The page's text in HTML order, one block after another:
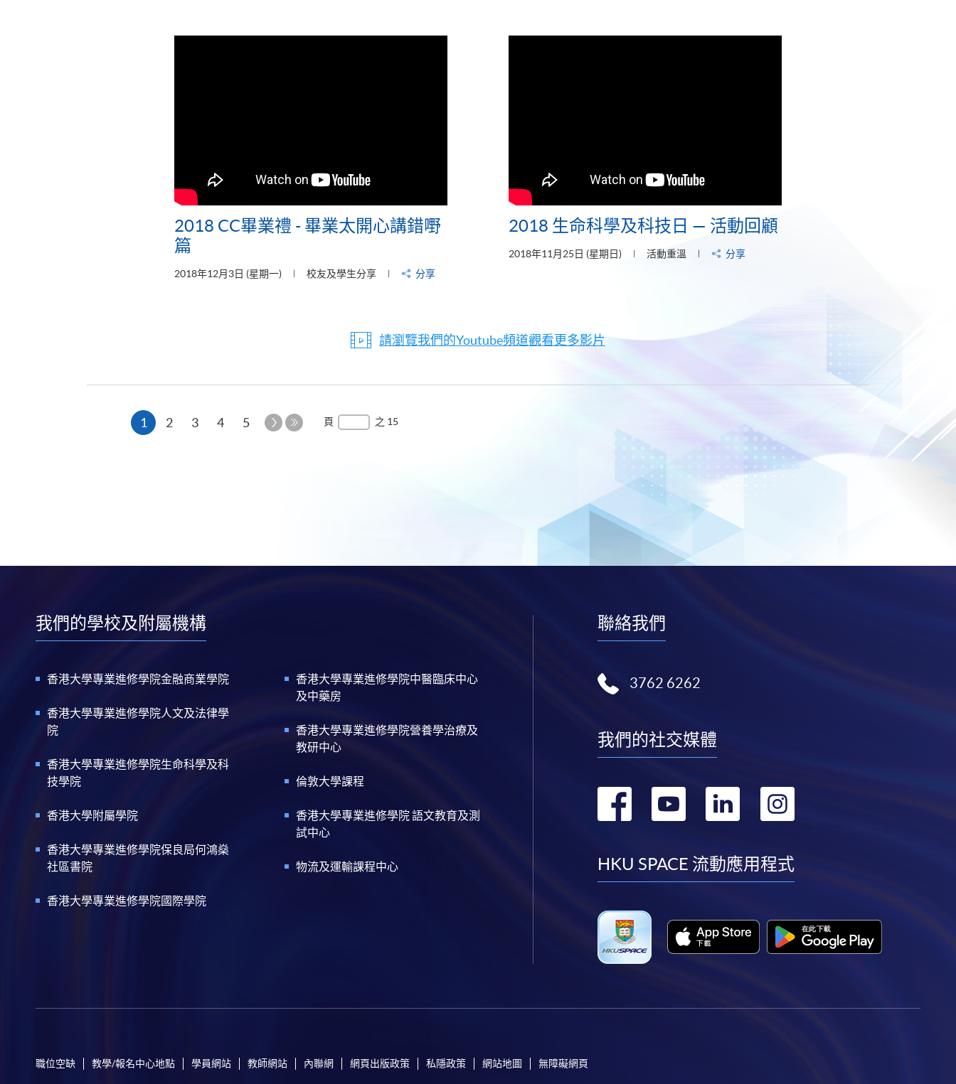
2018 CC畢業禮 - 畢業太開心講錯嘢
篇
2018年12月3日 (星期一) 校友及學生分享 分享
2018 生命科學及科技日 — 活動回顧
2018年11月25日 (星期日) 活動重溫 分享
請瀏覽我們的Youtube頻道觀看更多影片
1 本
2 3 4 5
下
頁 之 15
我們的學校及附屬機構
香港大學專業進修學院金融商業學院
香港大學專業進修學院人文及法律學
院
香港大學專業進修學院生命科學及科
技學院
香港大學附屬學院
香港大學專業進修學院保良局何鴻燊
社區書院
香港大學專業進修學院國際學院
香港大學專業進修學院中醫臨床中心
及中藥房
香港大學專業進修學院營養學治療及
教研中心
倫敦大學課程
香港大學專業進修學院 語文教育及測
試中心
物流及運輸課程中心
聯絡我們
3762 6262
我們的社交媒體
轉
facebook
轉
youtube
轉
linkedin
轉
instagram
HKU SPACE 流動應用程式
職位空缺 教學/報名中心地點 學員網站 教師網站 內聯網 網頁出版政策 私隱政策 網站地圖 無障礙網頁